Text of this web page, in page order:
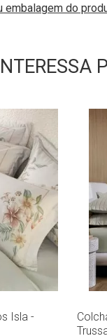
embalagem do
Isla -